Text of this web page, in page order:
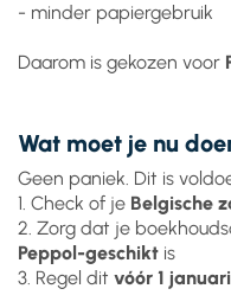
- minder papiergebruik
Daarom is gekozen voor
Wat moet je nu
Geen paniek. Dit is
1. Check of je Belgische
2. Zorg dat je
Peppol-geschikt is
3. Regel dit vóór 1